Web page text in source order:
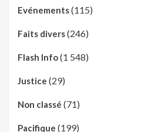
Evénements(115)
Faits divers(246)
Flash Info(1 548)
Justice (29)
Non classé (71)
Pacifique (199)